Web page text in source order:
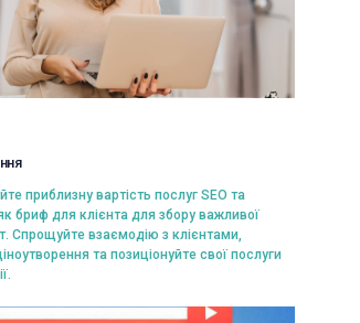
приблизну вартість послуг SEO та
бриф для клієнта для збору важливої
Спрощуйте взаємодію з клієнтами,
та позиціонуйте свої послуги